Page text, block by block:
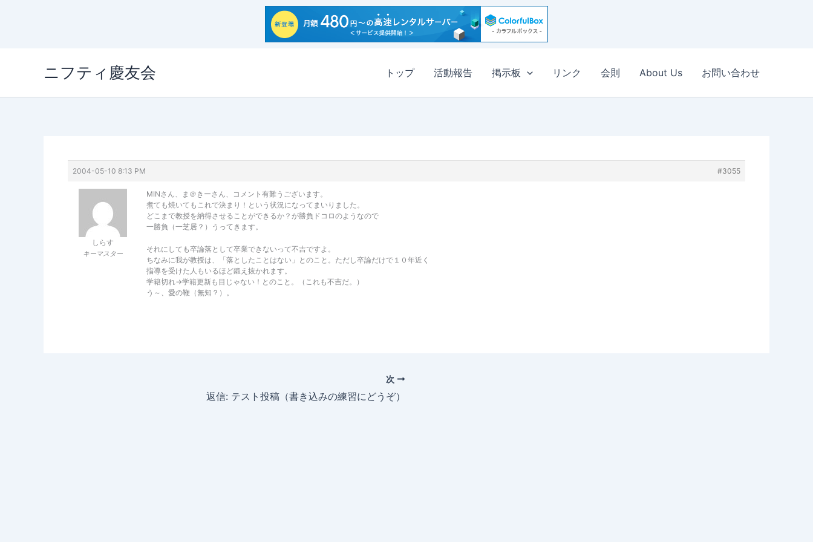
ニフティ慶友会 トップ 活動報告 掲示板 リンク 会則 About Us お問い合わせ
2004-05-10 8:13 PM #3055
しらす
キーマスター
MINさん、ま＠きーさん、コメント有難うございます。
煮ても焼いてもこれで決まり！という状況になってまいりました。
どこまで教授を納得させることができるか？が勝負ドコロのようなので
一勝負（一芝居？）うってきます。
それにしても卒論落として卒業できないって不吉ですよ。
ちなみに我が教授は、「落としたことはない」とのこと。ただし卒論だけで１０年近く
指導を受けた人もいるほど鍛え抜かれます。
学籍切れ→学籍更新も目じゃない！とのこと。（これも不吉だ。）
う～、愛の鞭（無知？）。
次
返信: テスト投稿（書き込みの練習にどうぞ）